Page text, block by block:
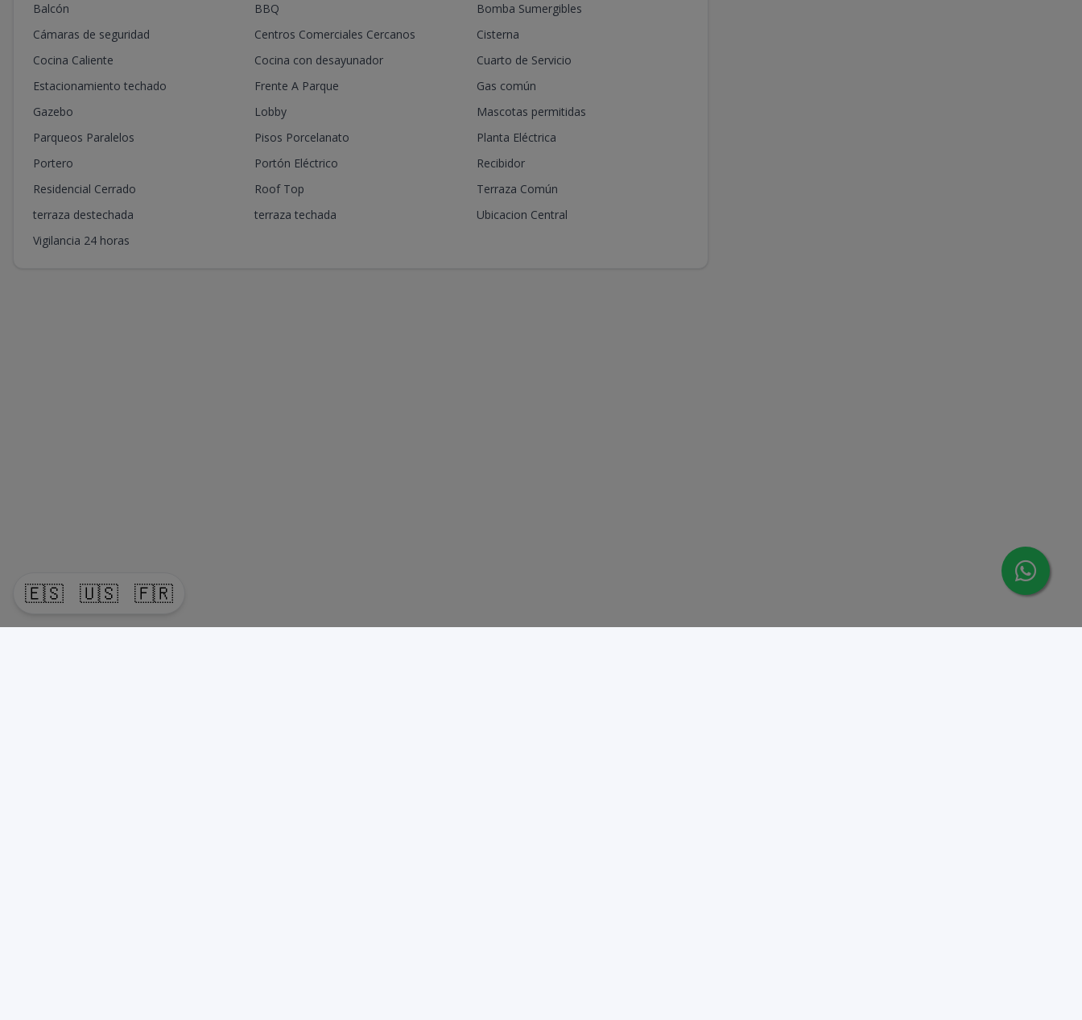
🇪🇸 🇺🇸 🇫🇷
Balcón
BBQ
Bomba Sumergibles
Cámaras de seguridad
Centros Comerciales Cercanos
Cisterna
Cocina Caliente
Cocina con desayunador
Cuarto de Servicio
Estacionamiento techado
Frente A Parque
Gas común
Gazebo
Lobby
Mascotas permitidas
Parqueos Paralelos
Pisos Porcelanato
Planta Eléctrica
Portero
Portón Eléctrico
Recibidor
Residencial Cerrado
Roof Top
Terraza Común
terraza destechada
terraza techada
Ubicacion Central
Vigilancia 24 horas